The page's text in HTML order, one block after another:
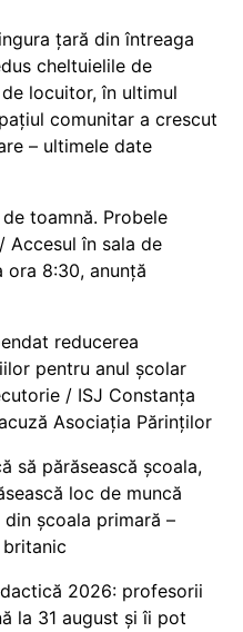
țară din întreaga
cheltuielile de
locuitor, în ultimul
comunitar a crescut
– ultimele date
toamnă. Probele
Accesul în sala de
ora 8:30, anunță
reducerea
pentru anul școlar
/ ISJ Constanța
Asociația Părinților
să părăsească școala,
loc de muncă
școala primară –
2026: profesorii
la 31 august și îi pot